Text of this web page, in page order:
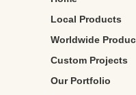
Local Products
Worldwide
Custom Projects
Our Portfolio